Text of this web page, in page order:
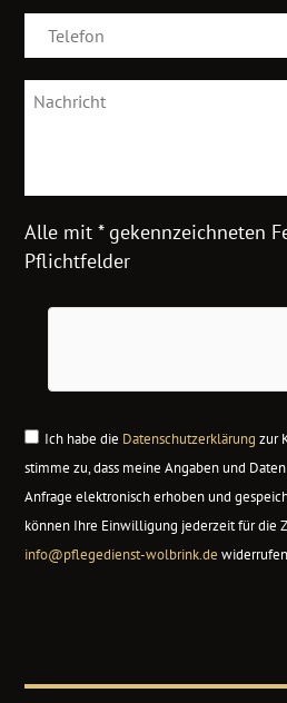
Alle mit * gekennzeichneten
Pflichtfelder
Ich habe die Datenschutzerklärung zur
stimme zu, dass meine Angaben und
Anfrage elektronisch erhoben und
können Ihre Einwilligung jederzeit für die
info@pflegedienst-wolbrink.de widerrufen